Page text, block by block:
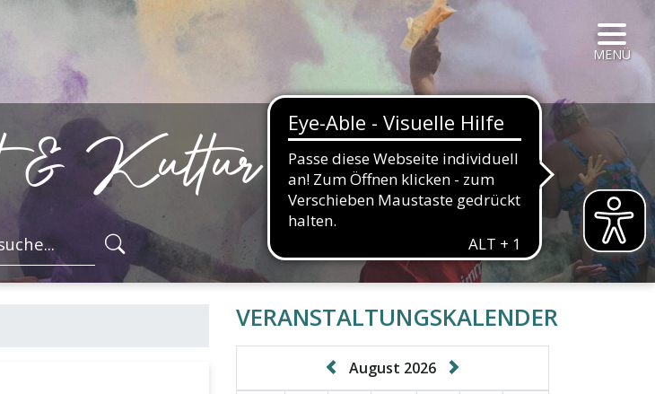
MENÜ
& Kultur
FORMULARSCHALTFLÄCHE
VERANSTALTUNGSKALENDER
August 2026